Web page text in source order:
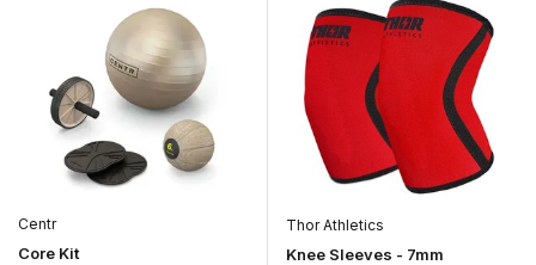
Centr
Core Kit
Thor Athletics
Knee Sleeves - 7mm